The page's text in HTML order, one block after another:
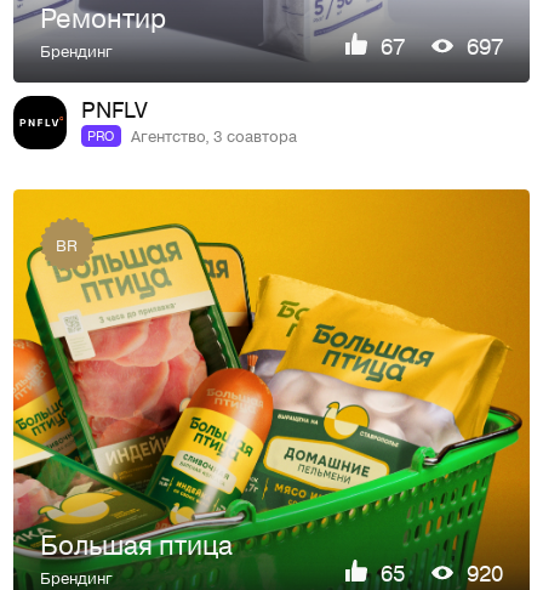
Ремонтир
Брендинг 67 697
PNFLV
PRO Агентство, 3 соавтора
BR
Большая птица
Брендинг 65 920